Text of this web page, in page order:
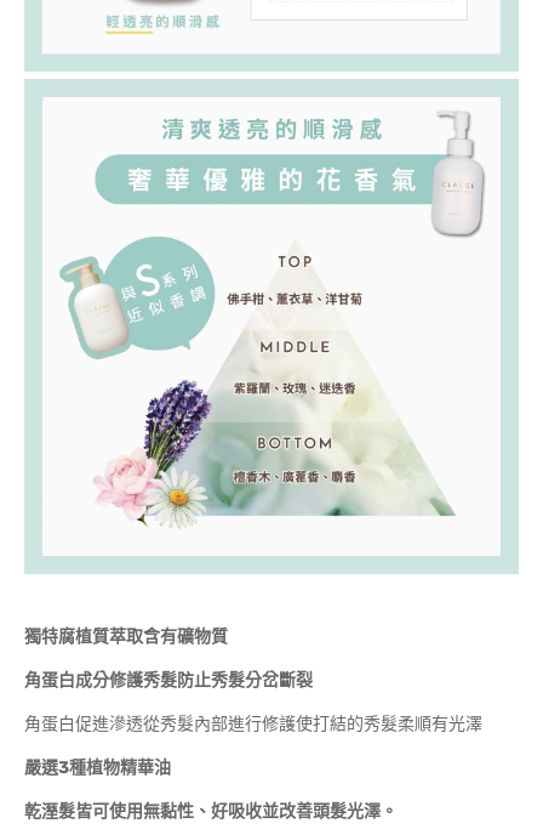
獨特腐植質萃取含有礦物質
角蛋白成分修護秀髮防止秀髮分岔斷裂
角蛋白促進滲透從秀髮內部進行修護使打結的秀髮柔順有光澤
嚴選3種植物精華油
乾溼髮皆可使用無黏性、好吸收並改善頭髮光澤。